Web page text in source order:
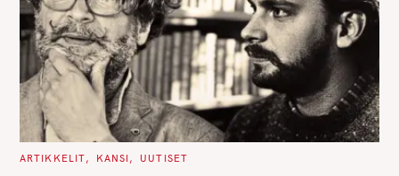
C
ARTIKKELIT KANSI UUTISET